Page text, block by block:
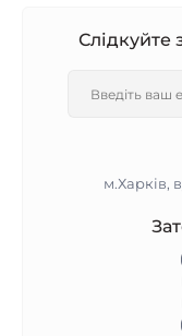
Слідкуйте
м.Харків,